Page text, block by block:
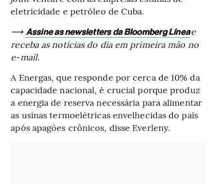
eletricidade e petróleo de Cuba.
⟶ Assine as newsletters da Bloomberg Líneae
receba as notícias do dia em primeira mão no
e-mail.
A Energas, que responde por cerca de 10% da
capacidade nacional, é crucial porque produz
a energia de reserva necessária para alimentar
as usinas termoelétricas envelhecidas do país
após apagões crônicos, disse Everleny.